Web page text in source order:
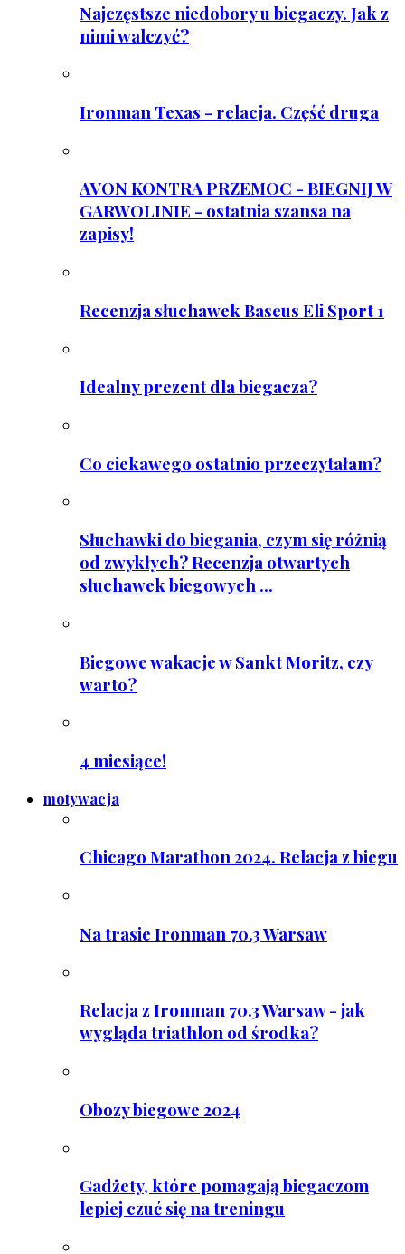
Najczęstsze niedobory u biegaczy. Jak z
nimi walczyć?
Ironman Texas - relacja. Część druga
AVON KONTRA PRZEMOC - BIEGNIJ W
GARWOLINIE - ostatnia szansa na
zapisy!
Recenzja słuchawek Baseus Eli Sport 1
Idealny prezent dla biegacza?
Co ciekawego ostatnio przeczytałam?
Słuchawki do biegania, czym się różnią
od zwykłych? Recenzja otwartych
słuchawek biegowych ...
Biegowe wakacje w Sankt Moritz, czy
warto?
4 miesiące!
motywacja
Chicago Marathon 2024. Relacja z biegu
Na trasie Ironman 70.3 Warsaw
Relacja z Ironman 70.3 Warsaw - jak
wygląda triathlon od środka?
Obozy biegowe 2024
Gadżety, które pomagają biegaczom
lepiej czuć się na treningu